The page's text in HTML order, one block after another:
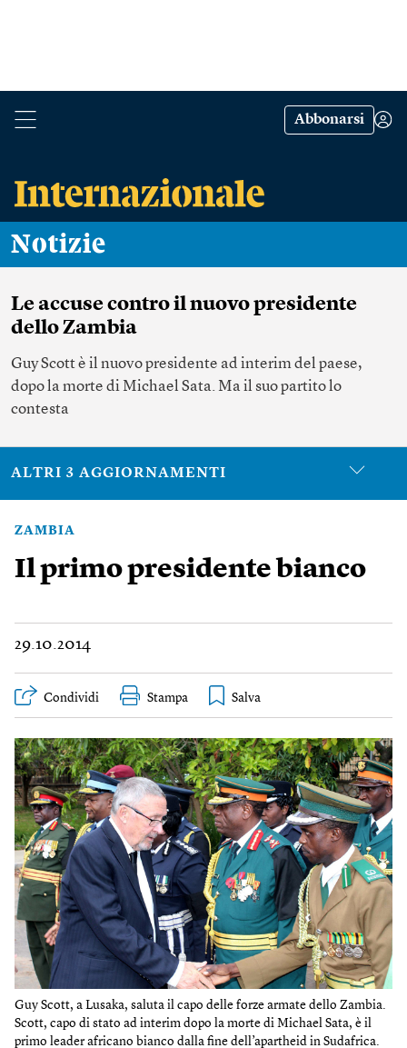
Abbonarsi
Notizie
Le accuse contro il nuovo presidente
dello Zambia
Guy Scott è il nuovo presidente ad interim del paese,
dopo la morte di Michael Sata. Ma il suo partito lo
contesta
ALTRI 3 AGGIORNAMENTI
ZAMBIA
Il primo presidente bianco
29.10.2014
Condividi Stampa
Guy Scott, a Lusaka, saluta il capo delle forze armate dello Zambia.
Scott, capo di stato ad interim dopo la morte di Michael Sata, è il
primo leader africano bianco dalla fine dell’apartheid in Sudafrica.